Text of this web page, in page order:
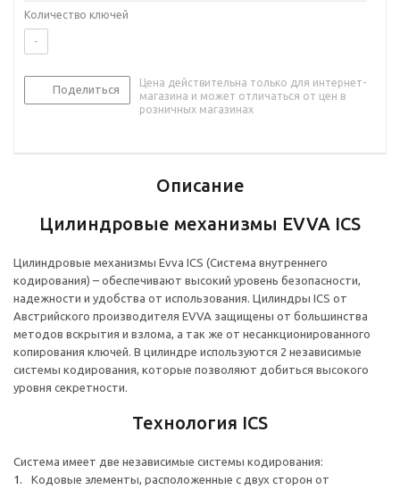
Количество ключей
-
Поделиться
Цена действительна только для интернет-
магазина и может отличаться от цен в
розничных магазинах
Описание
Цилиндровые механизмы EVVA ICS
Цилиндровые механизмы Evva ICS (Система внутреннего
кодирования) – обеспечивают высокий уровень безопасности,
надежности и удобства от использования. Цилиндры ICS от
Австрийского производителя EVVA защищены от большинства
методов вскрытия и взлома, а так же от несанкционированного
копирования ключей. В цилиндре используются 2 независимые
системы кодирования, которые позволяют добиться высокого
уровня секретности.
Технология ICS
Система имеет две независимые системы кодирования:
Кодовые элементы, расположенные с двух сторон от